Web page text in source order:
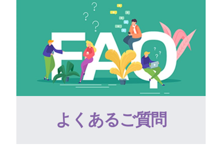
よくあるご質問